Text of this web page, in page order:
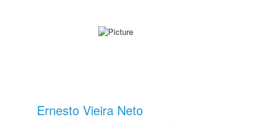
Ernesto Vieira Neto